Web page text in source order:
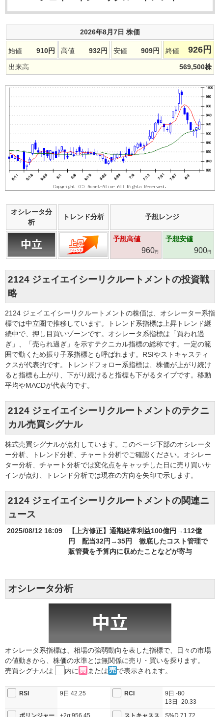
2026年8月7日 株価
始値 910円 高値 932円 安値 909円 終値 926 円
出来高 569,500株
オシレータ分
析
トレンド分析 予想レンジ
予想高値
960円
予想安値
900円
2124 ジェイエイシーリクルートメントの投資戦
略
2124 ジェイエイシーリクルートメントの株価は、オシレーター系指
標では中立圏で推移しています。トレンド系指標は上昇トレンド継
続中で、押し目買いゾーンです。オシレータ系指標は「買われ過
ぎ」、「売られ過ぎ」を示すテクニカル指標の総称です。一定の範
囲で動くため振り子系指標とも呼ばれます。RSIやストキャスティ
クスが代表的です。トレンドフォロー系指標は、株価が上がり続け
ると指標も上がり、下がり続けると指標も下がるタイプです。移動
平均やMACDが代表的です。
2124 ジェイエイシーリクルートメントのテクニ
カル売買シグナル
株式売買シグナルが点灯しています。このページ下部のオシレータ
ー分析、トレンド分析、チャート分析でご確認ください。オシレー
ター分析、チャート分析では変化点をキャッチした日に売り買いサ
インが点灯、トレンド分析では現在の方向を矢印で示します。
2124 ジェイエイシーリクルートメントの関連ニ
ュース
2025/08/12 16:09
【上方修正】通期経常利益100億円→112億
円 配当32円→35円 徹底したコスト管理で
販管費を予算内に収めたことなどが寄与
オシレータ分析
オシレータ系指標は、相場の強弱動向を表した指標で、日々の市場
の値動きから、株価の水準とは無関係に売り・買いを探ります。
売買シグナルは
内に または で表示されます。
RSI 9日 42.25 RCI 9日 -80
13日 -20.33
ボリンジャー
+2σ956.45 ストキャスス S%D 71.72